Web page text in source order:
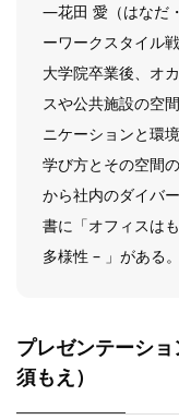
―花田 愛（はなだ
ーワークスタイル
大学院卒業後、オ
スや公共施設の空
ニケーションと環
学び方とその空間
から社内のダイバ
書に「オフィスは
多様性 – 」がある。
プレゼンテーショ
須もえ ）